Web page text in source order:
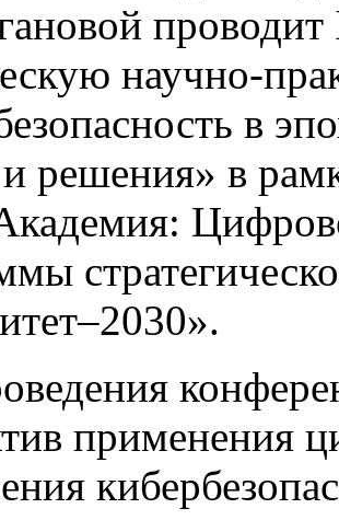
научно-
в
решения» в
применения